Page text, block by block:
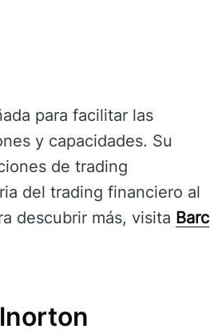
para facilitar las
y capacidades. Su
de trading
del trading financiero al
descubrir más, visita Barc